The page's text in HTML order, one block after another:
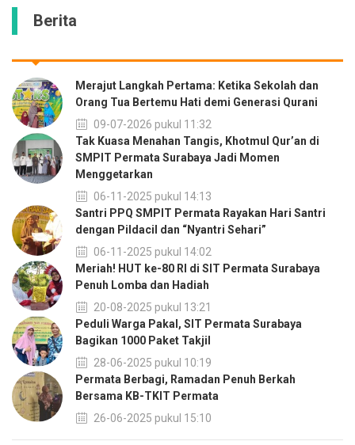
Berita
Merajut Langkah Pertama: Ketika Sekolah dan
Orang Tua Bertemu Hati demi Generasi Qurani
09-07-2026 pukul 11:32
Tak Kuasa Menahan Tangis, Khotmul Qur’an di
SMPIT Permata Surabaya Jadi Momen
Menggetarkan
06-11-2025 pukul 14:13
Santri PPQ SMPIT Permata Rayakan Hari Santri
dengan Pildacil dan “Nyantri Sehari”
06-11-2025 pukul 14:02
Meriah! HUT ke-80 RI di SIT Permata Surabaya
Penuh Lomba dan Hadiah
20-08-2025 pukul 13:21
Peduli Warga Pakal, SIT Permata Surabaya
Bagikan 1000 Paket Takjil
28-06-2025 pukul 10:19
Permata Berbagi, Ramadan Penuh Berkah
Bersama KB-TKIT Permata
26-06-2025 pukul 15:10